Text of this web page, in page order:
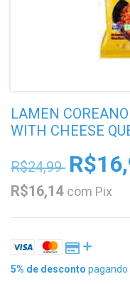
LAMEN
WITH CHEESE
R$24,99
R$16,14 com Pix
5% de desconto pagando